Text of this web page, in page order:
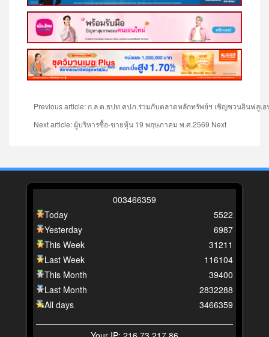
Previous article: ก.ล.ต.ธปท.คปภ.ร่วมกับตลาดหลักทรัพย์ฯ เชิญชวนอินฟลูเอ
Next article: ผู้บริหารซื้อ-ขายหุ้น 19 พฤษภาคม พ.ศ.2569 Next
003466359
Today
Yesterday
This Week
Last Week
This Month
Last Month
All days
5522
6987
31211
116104
39400
2832288
3466359